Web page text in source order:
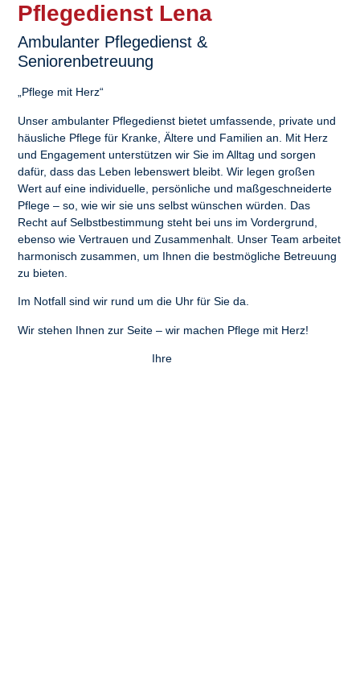
Pflegedienst Lena
Ambulanter Pflegedienst &
Seniorenbetreuung
„Pflege mit Herz“
Unser ambulanter Pflegedienst bietet umfassende, private und
häusliche Pflege für Kranke, Ältere und Familien an. Mit Herz
und Engagement unterstützen wir Sie im Alltag und sorgen
dafür, dass das Leben lebenswert bleibt. Wir legen großen
Wert auf eine individuelle, persönliche und maßgeschneiderte
Pflege – so, wie wir sie uns selbst wünschen würden. Das
Recht auf Selbstbestimmung steht bei uns im Vordergrund,
ebenso wie Vertrauen und Zusammenhalt. Unser Team arbeitet
harmonisch zusammen, um Ihnen die bestmögliche Betreuung
zu bieten.
Im Notfall sind wir rund um die Uhr für Sie da.
Wir stehen Ihnen zur Seite – wir machen Pflege mit Herz!
Ihre